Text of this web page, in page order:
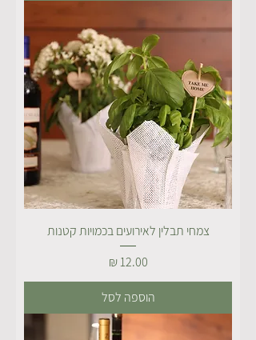
צמחי תבלין לאירועים בכמויות קטנות
מחיר
הוספה לסל